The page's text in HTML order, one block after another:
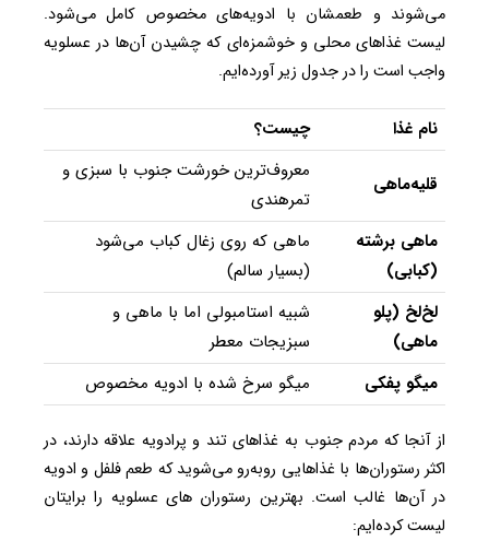
می‌شوند و طعمشان با ادویه‌های مخصوص کامل می‌شود.
لیست غذاهای محلی و خوشمزه‌ای که چشیدن آن‌ها در عسلویه
واجب است را در جدول زیر آورده‌ایم.
نام غذا چیست؟
قلیه‌ماهی
معروف‌ترین خورشت جنوب با سبزی و
تمرهندی
ماهی برشته
(کبابی)
ماهی که روی زغال کباب می‌شود
(بسیار سالم)
لخ‌لخ (پلو
ماهی)
شبیه استامبولی اما با ماهی و
سبزیجات معطر
میگو پفکی
میگو سرخ شده با ادویه مخصوص
از آنجا که مردم جنوب به غذاهای تند و پرادویه علاقه دارند، در
اکثر رستوران‌ها با غذاهایی روبه‌رو می‌شوید که طعم فلفل و ادویه
در آن‌ها غالب است. بهترین رستوران های عسلویه را برایتان
لیست کرده‌ایم: